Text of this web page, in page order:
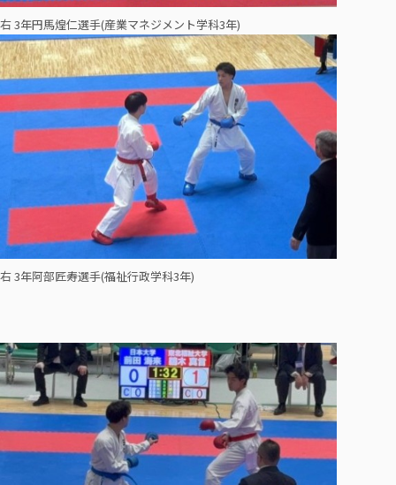
右 3年円馬煌仁選手(産業マネジメント学科3年)
右 3年阿部匠寿選手(福祉行政学科3年)